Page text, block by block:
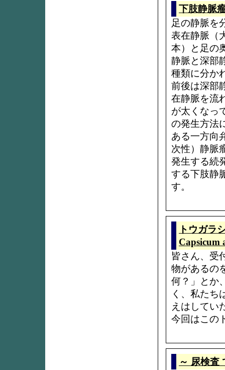
下肢静脈
足の静脈を
表在静脈（
本）と足の
静脈と深部
種類に分か
前後は深部
在静脈を流
が太くなっ
の発生方法
ある一方向
次性）静脈
発生する続
する下肢静
す。
トウガラ
Capsicum
皆さん、受
物があるの
何？」とか
く、私たち
えはしてい
今回はこの
～ 尿検査